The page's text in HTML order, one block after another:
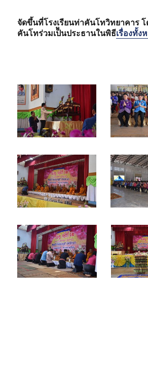
จัดขึ้นที่โรงเรียนท่าคันโทวิทยาคาร
คันโทร่วมเป็ันประธานในพิธีเรื่องทั้ง